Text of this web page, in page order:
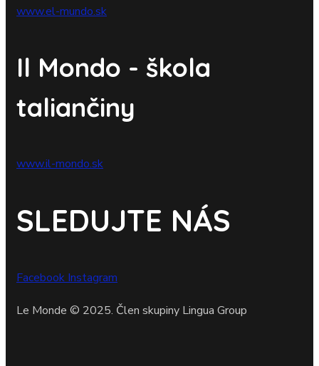
www.el-mundo.sk
Il Mondo - škola
taliančiny
www.il-mondo.sk
SLEDUJTE NÁS
Facebook Instagram
Le Monde © 2025. Člen skupiny Lingua Group